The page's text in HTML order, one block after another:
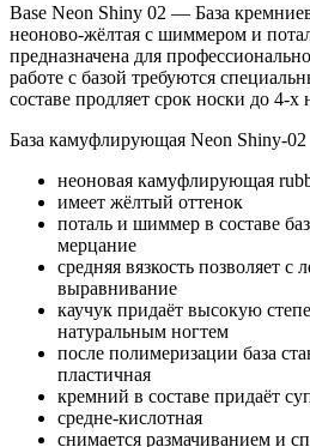
Base Neon Shiny 02 — База
неоново-жёлтая с шиммером и
предназначена для
работе с базой требуются
составе продляет срок ноcки до 4-х
База камуфлирующая Neon Shiny-02
неоновая камуфлирующая
имеет жёлтый оттенок
поталь и шиммер в составе
мерцание
средняя вязкость позволяет с
выравнивание
каучук придаёт высокую
натуральным ногтем
после полимеризации база
пластичная
кремний в составе придаёт
средне-кислотная
снимается размачиванием и